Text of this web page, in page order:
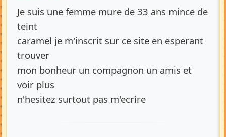
Je suis une femme mure de 33 ans mince de
teint
caramel je m'inscrit sur ce site en esperant
trouver
mon bonheur un compagnon un amis et
voir plus
n'hesitez surtout pas m'ecrire